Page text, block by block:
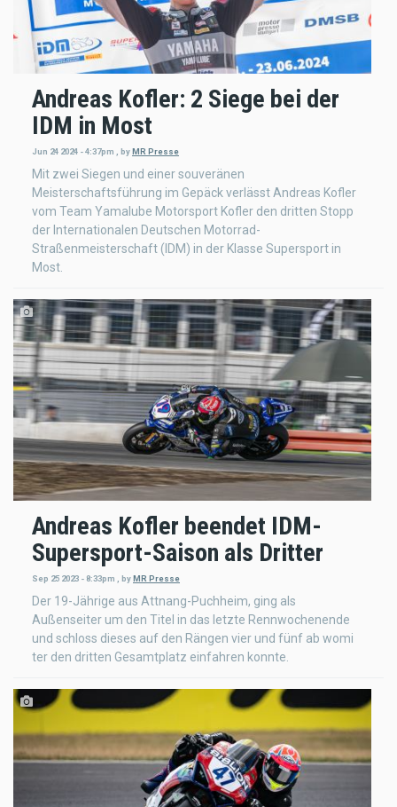
Andreas Kofler: 2 Siege bei der
IDM in Most
Jun 24 2024 - 4:37pm byMR Presse
Mit zwei Siegen und einer souveränen
Meisterschaftsführung im Gepäck verlässt Andreas Kofler
vom Team Yamalube Motorsport Kofler den dritten Stopp
der Internationalen Deutschen Motorrad-
Straßenmeisterschaft (IDM) in der Klasse Supersport in
Most.
Andreas Kofler beendet IDM-
Supersport-Saison als Dritter
Sep 25 2023 - 8:33pm byMR Presse
Der 19-Jährige aus Attnang-Puchheim, ging als
Außenseiter um den Titel in das letzte Rennwochenende
und schloss dieses auf den Rängen vier und fünf ab womi
ter den dritten Gesamtplatz einfahren konnte.